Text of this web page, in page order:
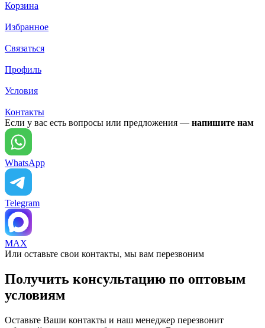
Корзина
Избранное
Связаться
Профиль
Условия
Контакты
Если у вас есть вопросы или предложения — напишите нам
WhatsApp
Telegram
MAX
Или оставьте свои контакты, мы вам перезвоним
Получить консультацию по оптовым
условиям
Оставьте Ваши контакты и наш менеджер перезвонит